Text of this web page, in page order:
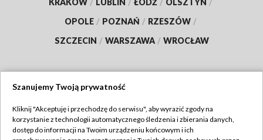
OPOLE / POZNAŃ / RZESZÓW /
SZCZECIN / WARSZAWA / WROCŁAW
TVP
Szanujemy Twoją prywatność
Kliknij "Akceptuję i przechodzę do serwisu", aby wyrazić zgody na
korzystanie z technologii automatycznego śledzenia i zbierania danych,
dostęp do informacji na Twoim urządzeniu końcowym i ich